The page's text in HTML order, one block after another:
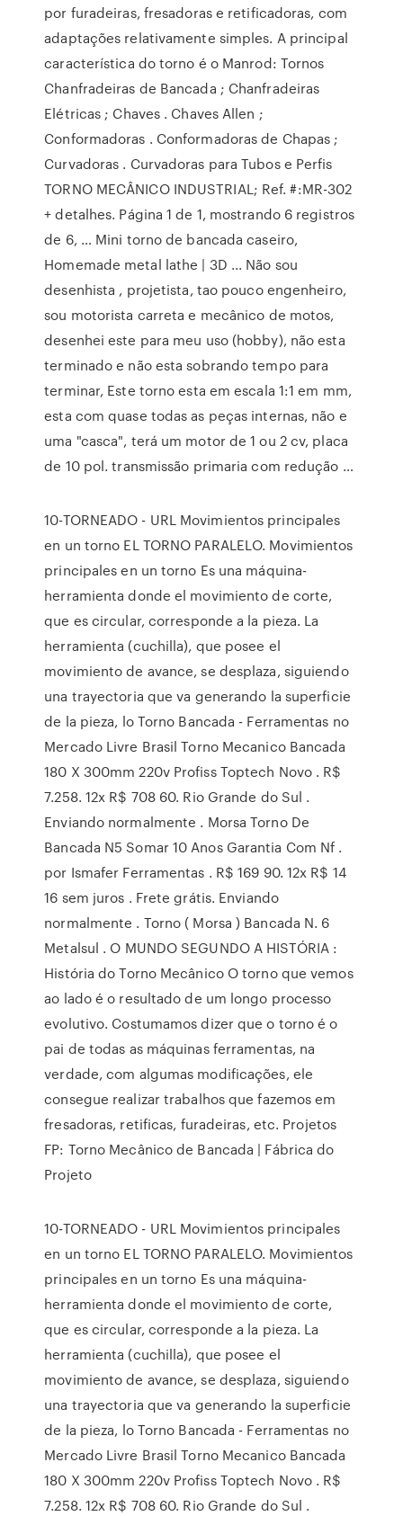
por furadeiras, fresadoras e retificadoras, com
adaptações relativamente simples. A principal
característica do torno é o Manrod: Tornos
Chanfradeiras de Bancada ; Chanfradeiras
Elétricas ; Chaves . Chaves Allen ;
Conformadoras . Conformadoras de Chapas ;
Curvadoras . Curvadoras para Tubos e Perfis
TORNO MECÂNICO INDUSTRIAL; Ref. #:MR-302
+ detalhes. Página 1 de 1, mostrando 6 registros
de 6, … Mini torno de bancada caseiro,
Homemade metal lathe | 3D ... Não sou
desenhista , projetista, tao pouco engenheiro,
sou motorista carreta e mecânico de motos,
desenhei este para meu uso (hobby), não esta
terminado e não esta sobrando tempo para
terminar, Este torno esta em escala 1:1 em mm,
esta com quase todas as peças internas, não e
uma "casca", terá um motor de 1 ou 2 cv, placa
de 10 pol. transmissão primaria com redução …
10-TORNEADO - URL Movimientos principales
en un torno EL TORNO PARALELO. Movimientos
principales en un torno Es una máquina-
herramienta donde el movimiento de corte,
que es circular, corresponde a la pieza. La
herramienta (cuchilla), que posee el
movimiento de avance, se desplaza, siguiendo
una trayectoria que va generando la superficie
de la pieza, lo Torno Bancada - Ferramentas no
Mercado Livre Brasil Torno Mecanico Bancada
180 X 300mm 220v Profiss Toptech Novo . R$
7.258. 12x R$ 708 60. Rio Grande do Sul .
Enviando normalmente . Morsa Torno De
Bancada N5 Somar 10 Anos Garantia Com Nf .
por Ismafer Ferramentas . R$ 169 90. 12x R$ 14
16 sem juros . Frete grátis. Enviando
normalmente . Torno ( Morsa ) Bancada N. 6
Metalsul . O MUNDO SEGUNDO A HISTÓRIA :
História do Torno Mecânico O torno que vemos
ao lado é o resultado de um longo processo
evolutivo. Costumamos dizer que o torno é o
pai de todas as máquinas ferramentas, na
verdade, com algumas modificações, ele
consegue realizar trabalhos que fazemos em
fresadoras, retificas, furadeiras, etc. Projetos
FP: Torno Mecânico de Bancada | Fábrica do
Projeto
10-TORNEADO - URL Movimientos principales
en un torno EL TORNO PARALELO. Movimientos
principales en un torno Es una máquina-
herramienta donde el movimiento de corte,
que es circular, corresponde a la pieza. La
herramienta (cuchilla), que posee el
movimiento de avance, se desplaza, siguiendo
una trayectoria que va generando la superficie
de la pieza, lo Torno Bancada - Ferramentas no
Mercado Livre Brasil Torno Mecanico Bancada
180 X 300mm 220v Profiss Toptech Novo . R$
7.258. 12x R$ 708 60. Rio Grande do Sul .